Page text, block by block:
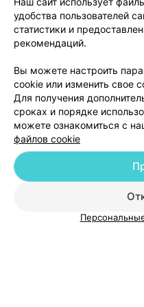
ВЕТЕРИНАРНАЯ КЛИНИКА
Альфа-Вет
Минск, ул. Карастояновой, 2а
удобства пользователей
статистики и
рекомендаций.
Вы можете настроить
cookie или изменить свое
Для получения
сроках и порядке
можете ознакомиться с
файлов cookie